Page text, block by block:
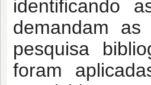
identificando
demandam
pesquisa
foram